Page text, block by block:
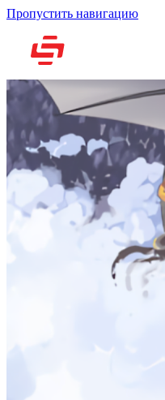
Пропустить навигацию